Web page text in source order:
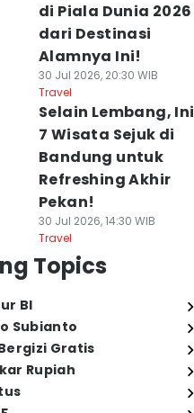
di Piala Dunia 2026
dari Destinasi
Alamnya Ini!
30 Jul 2026, 20:30 WIB
Travel
Selain Lembang, Ini
7 Wisata Sejuk di
Bandung untuk
Refreshing Akhir
Pekan!
30 Jul 2026, 14:30 WIB
Travel
Topics
BI
Subianto
Gratis
Rupiah